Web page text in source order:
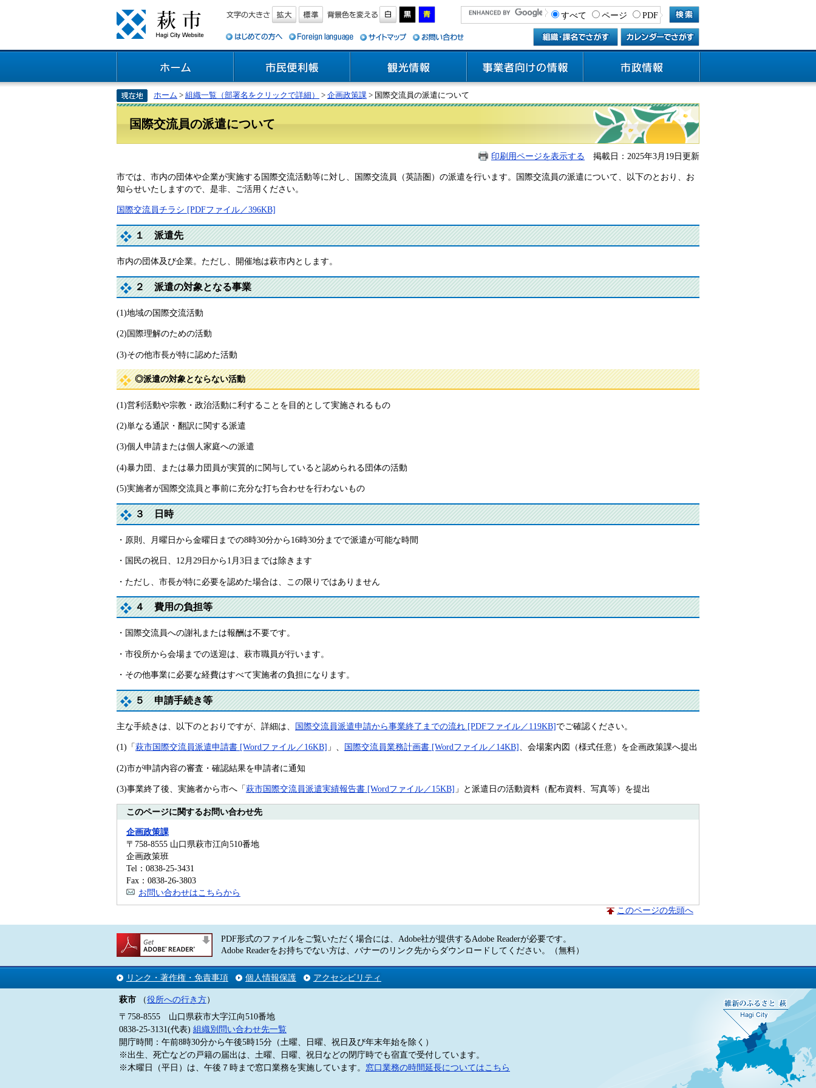
すべて ページ PDF
ホーム > 組織一覧（部署名をクリックで詳細） > 企画政策課 > 国際交流員の派遣について
国際交流員の派遣について
印刷用ページを表示する 掲載日：2025年3月19日更新
市では、市内の団体や企業が実施する国際交流活動等に対し、国際交流員（英語圏）の派遣を行います。国際交流員の派遣について、以下のとおり、お
知らせいたしますので、是非、ご活用ください。
国際交流員チラシ [PDFファイル／396KB]
１ 派遣先
市内の団体及び企業。ただし、開催地は萩市内とします。
２ 派遣の対象となる事業
(1)地域の国際交流活動
(2)国際理解のための活動
(3)その他市長が特に認めた活動
◎派遣の対象とならない活動
(1)営利活動や宗教・政治活動に利することを目的として実施されるもの
(2)単なる通訳・翻訳に関する派遣
(3)個人申請または個人家庭への派遣
(4)暴力団、または暴力団員が実質的に関与していると認められる団体の活動
(5)実施者が国際交流員と事前に充分な打ち合わせを行わないもの
３ 日時
・原則、月曜日から金曜日までの8時30分から16時30分までで派遣が可能な時間
・国民の祝日、12月29日から1月3日までは除きます
・ただし、市長が特に必要を認めた場合は、この限りではありません
４ 費用の負担等
・国際交流員への謝礼または報酬は不要です。
・市役所から会場までの送迎は、萩市職員が行います。
・その他事業に必要な経費はすべて実施者の負担になります。
５ 申請手続き等
主な手続きは、以下のとおりですが、詳細は、 国際交流員派遣申請から事業終了までの流れ [PDFファイル／119KB]でご確認ください。
(1)「萩市国際交流員派遣申請書 [Wordファイル／16KB] 」、 国際交流員業務計画書 [Wordファイル／14KB]、会場案内図（様式任意）を企画政策課へ提出
(2)市が申請内容の審査・確認結果を申請者に通知
(3)事業終了後、実施者から市へ「萩市国際交流員派遣実績報告書 [Wordファイル／15KB] 」と派遣日の活動資料（配布資料、写真等）を提出
このページに関するお問い合わせ先
企画政策課
〒758-8555 山口県萩市江向510番地
企画政策班
Tel：0838-25-3431
Fax：0838-26-3803
お問い合わせはこちらから
このページの先頭へ
PDF形式のファイルをご覧いただく場合には、Adobe社が提供するAdobe Readerが必要です。
Adobe Readerをお持ちでない方は、バナーのリンク先からダウンロードしてください。（無料）
リンク・著作権・免責事項 個人情報保護 アクセシビリティ
萩市 （役所への行き方）
〒758-8555 山口県萩市大字江向510番地
0838-25-3131(代表) 組織別問い合わせ先一覧
開庁時間：午前8時30分から午後5時15分（土曜、日曜、祝日及び年末年始を除く）
※出生、死亡などの戸籍の届出は、土曜、日曜、祝日などの閉庁時でも宿直で受付しています。
※木曜日（平日）は、午後７時まで窓口業務を実施しています。 窓口業務の時間延長についてはこちら